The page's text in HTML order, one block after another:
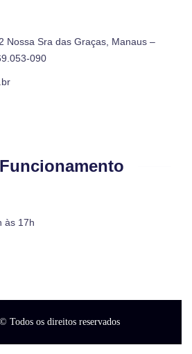
Nossa Sra das Graças, Manaus –
090
às 17h
Todos os direitos reservados